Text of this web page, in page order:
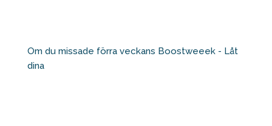
Om du missade förra veckans Boostweeek - Låt
dina